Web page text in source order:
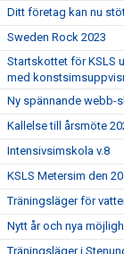
Ditt företag kan nu
Sweden Rock 2023
Startskottet för KSLS
med
Ny spännande webb-
Kallelse till årsmöte
Intensivsimskola v.8
KSLS Metersim den
Träningsläger för
Nytt år och nya
Träningsläger i